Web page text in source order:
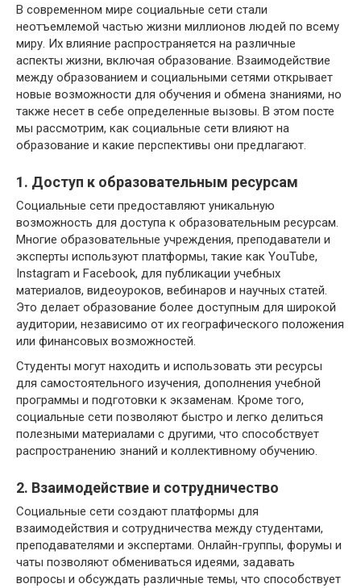
В современном мире социальные сети стали
неотъемлемой частью жизни миллионов людей по всему
миру. Их влияние распространяется на различные
аспекты жизни, включая образование. Взаимодействие
между образованием и социальными сетями открывает
новые возможности для обучения и обмена знаниями, но
также несет в себе определенные вызовы. В этом посте
мы рассмотрим, как социальные сети влияют на
образование и какие перспективы они предлагают.
1. Доступ к образовательным ресурсам
Социальные сети предоставляют уникальную
возможность для доступа к образовательным ресурсам.
Многие образовательные учреждения, преподаватели и
эксперты используют платформы, такие как YouTube,
Instagram и Facebook, для публикации учебных
материалов, видеоуроков, вебинаров и научных статей.
Это делает образование более доступным для широкой
аудитории, независимо от их географического положения
или финансовых возможностей.
Студенты могут находить и использовать эти ресурсы
для самостоятельного изучения, дополнения учебной
программы и подготовки к экзаменам. Кроме того,
социальные сети позволяют быстро и легко делиться
полезными материалами с другими, что способствует
распространению знаний и коллективному обучению.
2. Взаимодействие и сотрудничество
Социальные сети создают платформы для
взаимодействия и сотрудничества между студентами,
преподавателями и экспертами. Онлайн-группы, форумы и
чаты позволяют обмениваться идеями, задавать
вопросы и обсуждать различные темы, что способствует